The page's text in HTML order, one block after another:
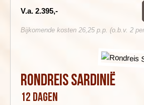
V.a. 2.395,-
Bijkomende kosten 26,25 p.p. (o.b.v. 2
Rondreis Sardinië
12 dagen